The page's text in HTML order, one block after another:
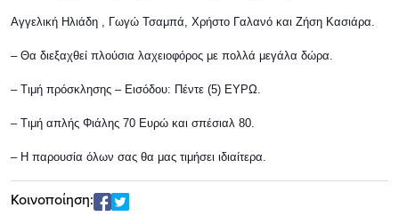
Αγγελική Ηλιάδη , Γωγώ Τσαμπά, Χρήστο Γαλανό και Ζήση Κασιάρα.
– Θα διεξαχθεί πλούσια λαχειοφόρος με πολλά μεγάλα δώρα.
– Τιμή πρόσκλησης – Εισόδου: Πέντε (5) ΕΥΡΩ.
– Τιμή απλής Φιάλης 70 Ευρώ και σπέσιαλ 80.
– Η παρουσία όλων σας θα μας τιμήσει ιδιαίτερα.
Κοινοποίηση: